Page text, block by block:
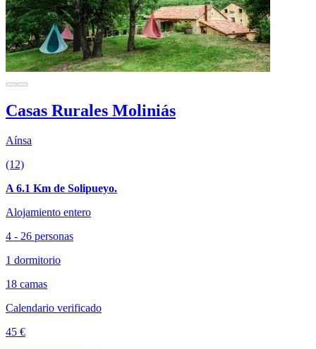
Casas Rurales Moliniás
Aínsa
(12)
A 6.1 Km de Solipueyo.
Alojamiento entero
4 - 26 personas
1 dormitorio
18 camas
Calendario verificado
45 €